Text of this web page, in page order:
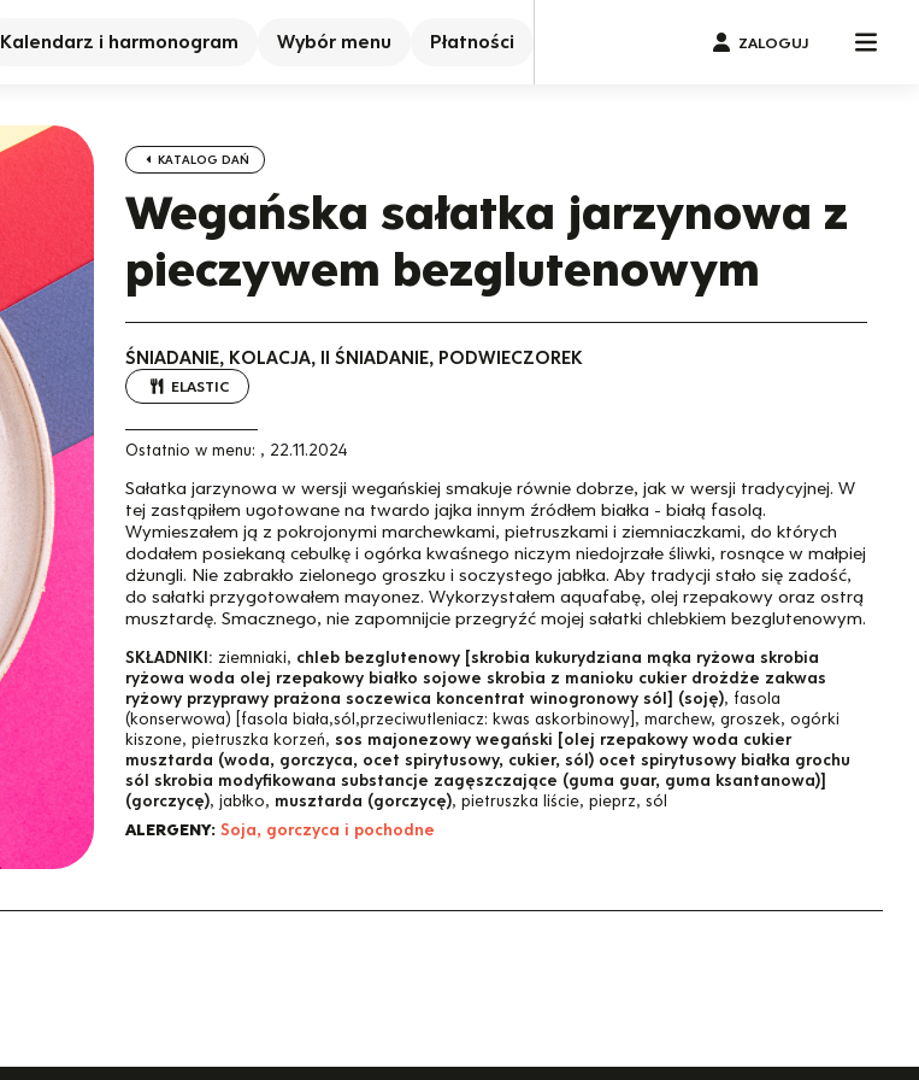
Kalendarz i harmonogram Wybór menu Płatności ZALOGUJ
KATALOG DAŃ
Wegańska sałatka jarzynowa z
pieczywem bezglutenowym
ŚNIADANIE, KOLACJA, II ŚNIADANIE, PODWIECZOREK
ELASTIC
Ostatnio w menu: , 22.11.2024
Sałatka jarzynowa w wersji wegańskiej smakuje równie dobrze, jak w wersji tradycyjnej. W
tej zastąpiłem ugotowane na twardo jajka innym źródłem białka - białą fasolą.
Wymieszałem ją z pokrojonymi marchewkami, pietruszkami i ziemniaczkami, do których
dodałem posiekaną cebulkę i ogórka kwaśnego niczym niedojrzałe śliwki, rosnące w małpiej
dżungli. Nie zabrakło zielonego groszku i soczystego jabłka. Aby tradycji stało się zadość,
do sałatki przygotowałem mayonez. Wykorzystałem aquafabę, olej rzepakowy oraz ostrą
musztardę. Smacznego, nie zapomnijcie przegryźć mojej sałatki chlebkiem bezglutenowym.
SKŁADNIKI: ziemniaki, chleb bezglutenowy [skrobia kukurydziana mąka ryżowa skrobia
ryżowa woda olej rzepakowy białko sojowe skrobia z manioku cukier drożdże zakwas
ryżowy przyprawy prażona soczewica koncentrat winogronowy sól] (soję), fasola
(konserwowa) [fasola biała,sól,przeciwutleniacz: kwas askorbinowy], marchew, groszek, ogórki
kiszone, pietruszka korzeń, sos majonezowy wegański [olej rzepakowy woda cukier
musztarda (woda, gorczyca, ocet spirytusowy, cukier, sól) ocet spirytusowy białka grochu
sól skrobia modyfikowana substancje zagęszczające (guma guar, guma ksantanowa)]
(gorczycę), jabłko, musztarda (gorczycę), pietruszka liście, pieprz, sól
ALERGENY: Soja, gorczyca i pochodne